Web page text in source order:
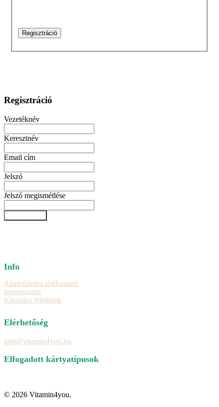
Regisztráció
Vezetéknév
Keresztnév
Email cím
Jelszó
Jelszó megismétlése
Info
Adatvédelmi tájékoztató
Impresszum
Vásárlási feltételek
Elérhetőség
info@vitamin4you.hu
Elfogadott kártyatípusok
© 2026 Vitamin4you.